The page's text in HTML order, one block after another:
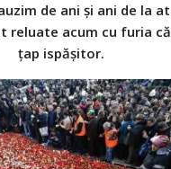
de ani şi ani de la
reluate acum cu furia
ţap ispăşitor.